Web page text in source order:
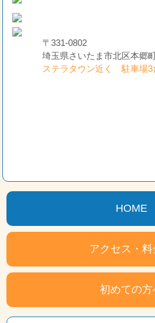
〒331-0802
埼玉県さいたま市北区本郷
ステラタウン近く 駐車場3
HOME
アクセス・料
初めての方